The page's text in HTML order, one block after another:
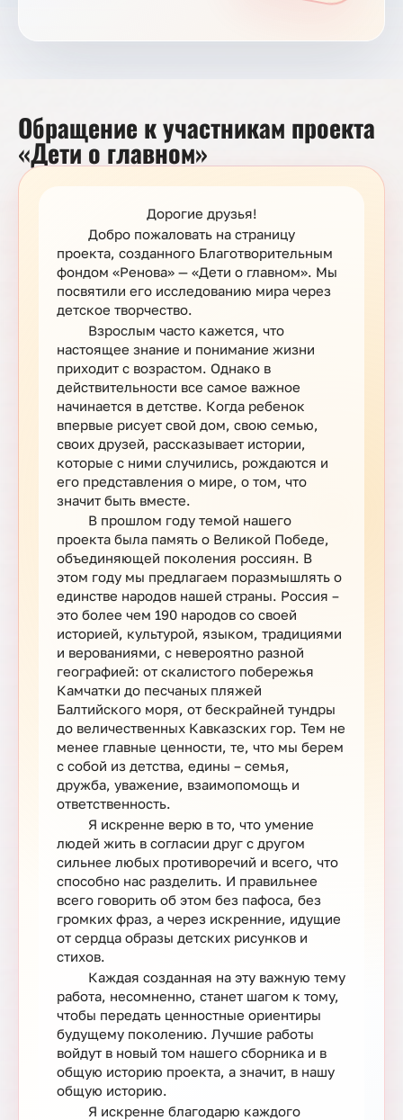
Обращение к участникам проекта
«Дети о главном»
Дорогие друзья!
Добро пожаловать на страницу
проекта, созданного Благотворительным
фондом «Ренова» — «Дети о главном». Мы
посвятили его исследованию мира через
детское творчество.
Взрослым часто кажется, что
настоящее знание и понимание жизни
приходит с возрастом. Однако в
действительности все самое важное
начинается в детстве. Когда ребенок
впервые рисует свой дом, свою семью,
своих друзей, рассказывает истории,
которые с ними случились, рождаются и
его представления о мире, о том, что
значит быть вместе.
В прошлом году темой нашего
проекта была память о Великой Победе,
объединяющей поколения россиян. В
этом году мы предлагаем поразмышлять о
единстве народов нашей страны. Россия –
это более чем 190 народов со своей
историей, культурой, языком, традициями
и верованиями, с невероятно разной
географией: от скалистого побережья
Камчатки до песчаных пляжей
Балтийского моря, от бескрайней тундры
до величественных Кавказских гор. Тем не
менее главные ценности, те, что мы берем
с собой из детства, едины – семья,
дружба, уважение, взаимопомощь и
ответственность.
Я искренне верю в то, что умение
людей жить в согласии друг с другом
сильнее любых противоречий и всего, что
способно нас разделить. И правильнее
всего говорить об этом без пафоса, без
громких фраз, а через искренние, идущие
от сердца образы детских рисунков и
стихов.
Каждая созданная на эту важную тему
работа, несомненно, станет шагом к тому,
чтобы передать ценностные ориентиры
будущему поколению. Лучшие работы
войдут в новый том нашего сборника и в
общую историю проекта, а значит, в нашу
общую историю.
Я искренне благодарю каждого